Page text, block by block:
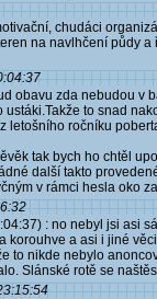
chudáci
na navlhčení půdy
obavu zda nebudou v
to snad
letošního ročníku
tak bych ho chtěl
další takto
v rámci hesla oko
: no nebyl jsi asi
korouhve a asi i jiné
to nikde nebylo
Slánské rotě se